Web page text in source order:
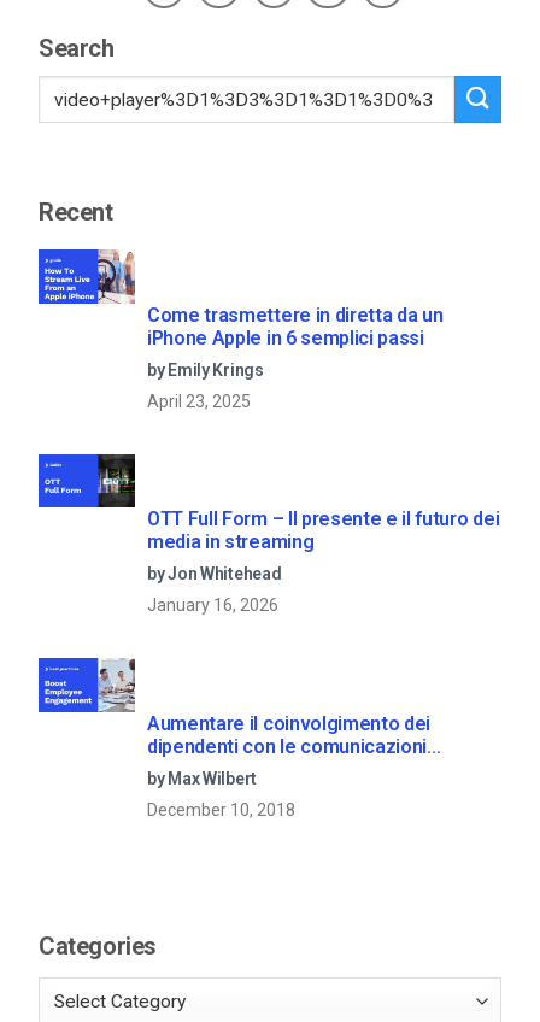
Search
Recent
Come trasmettere in diretta da un
iPhone Apple in 6 semplici passi
by Emily Krings
April 23, 2025
OTT Full Form – Il presente e il futuro dei
media in streaming
by Jon Whitehead
January 16, 2026
Aumentare il coinvolgimento dei
dipendenti con le comunicazioni
aziendali in live streaming
by Max Wilbert
December 10, 2018
Categories